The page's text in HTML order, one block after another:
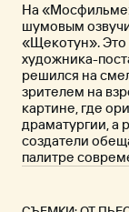
На
шумовым
«Щекотун». Это
художника-
решился на
зрителем на
картине, где
драматургии, а
создатели
палитре